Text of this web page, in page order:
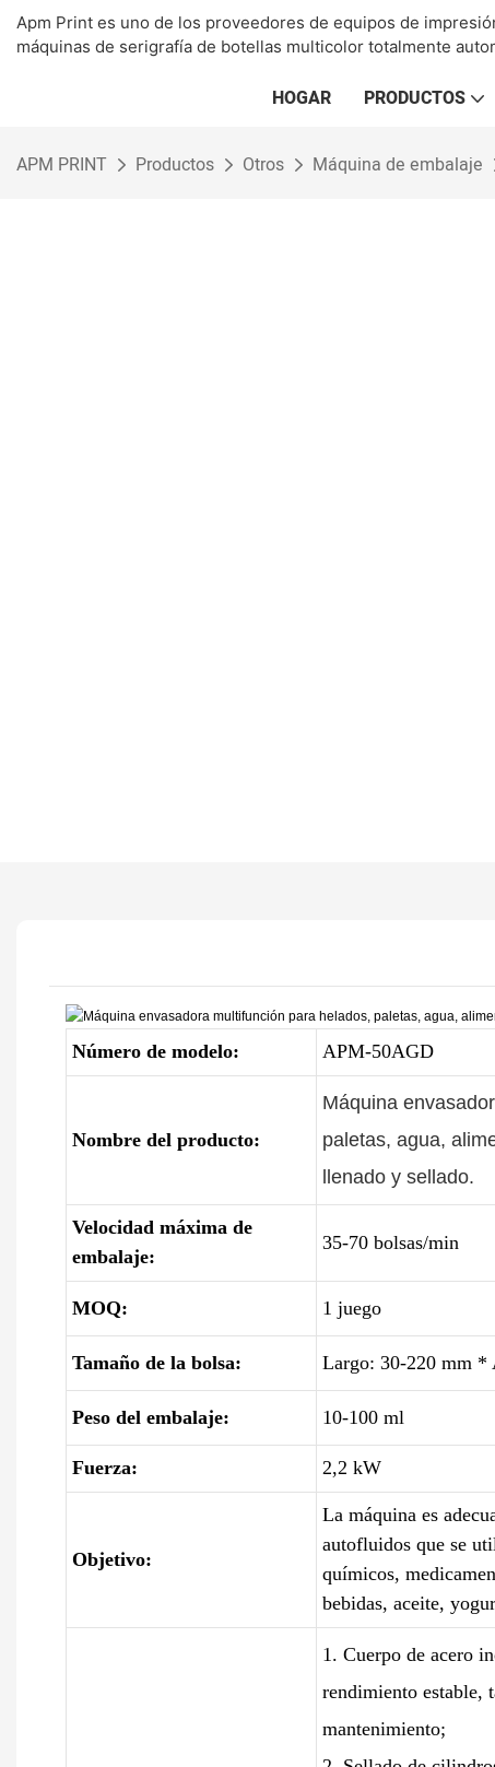
Apm Print es uno de los proveedores de equipos de
máquinas de serigrafía de botellas multicolor totalmente
HOGAR PRODUCTOS
APM PRINT Productos Otros Máquina de embalaje
Número de modelo: APM-50AGD
Nombre del producto:
Máquina
paletas, agua,
llenado y sellado.
Velocidad máxima de
embalaje:
35-70 bolsas/min
MOQ: 1 juego
Tamaño de la bolsa: Largo: 30-220 mm *
Peso del embalaje: 10-100 ml
Fuerza: 2,2 kW
Objetivo:
La máquina es
autofluidos que se
químicos,
bebidas, aceite,
1. Cuerpo de acero
rendimiento estable,
mantenimiento;